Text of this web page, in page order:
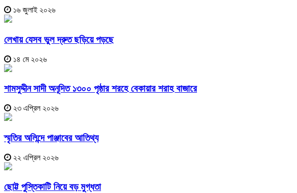
১৬ জুলাই ২০২৬
লেখায় যেসব ভুল দ্রুত ছড়িয়ে পড়ছে
১৪ মে ২০২৬
শামসুদ্দীন সাদী অনূদিত ১৩০০ পৃষ্ঠার শরহে বেকায়ার শরাহ বাজারে
২৩ এপ্রিল ২০২৬
স্মৃতির অলিন্দে পাঞ্জাবের আতিথ্য
২২ এপ্রিল ২০২৬
ছোট্ট পুস্তিকাটি নিয়ে বড় মুগ্ধতা